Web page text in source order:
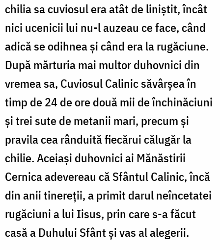
chilia sa cuviosul era atât de liniștit, încât
nici ucenicii lui nu-l auzeau ce face, când
adică se odihnea și când era la rugăciune.
După mărturia mai multor duhovnici din
vremea sa, Cuviosul Calinic săvârșea în
timp de 24 de ore două mii de închinăciuni
și trei sute de metanii mari, precum și
pravila cea rânduită fiecărui călugăr la
chilie. Aceiași duhovnici ai Mănăstirii
Cernica adevereau că Sfântul Calinic, încă
din anii tinereții, a primit darul neîncetatei
rugăciuni a lui Iisus, prin care s-a făcut
casă a Duhului Sfânt și vas al alegerii.